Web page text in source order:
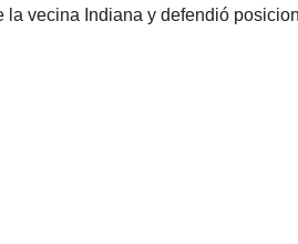
vecina Indiana y defendió